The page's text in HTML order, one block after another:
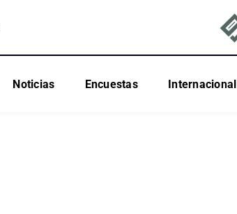
Noticias Encuestas Internacional